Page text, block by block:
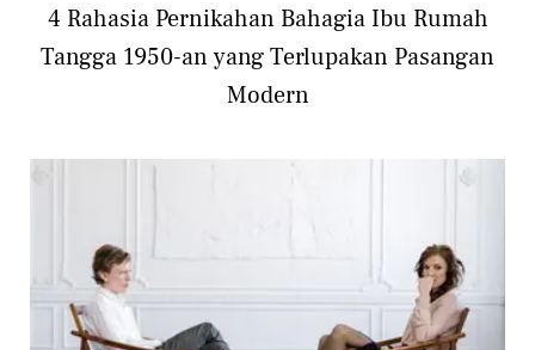
4 Rahasia Pernikahan Bahagia Ibu Rumah
Tangga 1950-an yang Terlupakan Pasangan
Modern